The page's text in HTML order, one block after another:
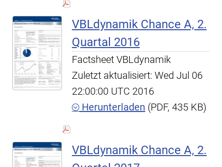
VBLdynamik Chance A, 2.
Quartal 2016
Factsheet VBLdynamik
Zuletzt aktualisiert: Wed Jul 06
22:00:00 UTC 2016
Herunterladen (PDF, 435 KB)
VBLdynamik Chance A, 2.